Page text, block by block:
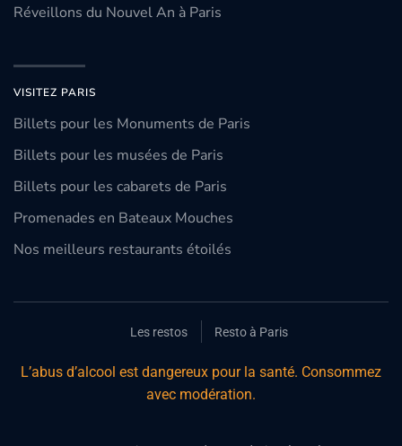
Réveillons du Nouvel An à Paris
VISITEZ PARIS
Billets pour les Monuments de Paris
Billets pour les musées de Paris
Billets pour les cabarets de Paris
Promenades en Bateaux Mouches
Nos meilleurs restaurants étoilés
Les restos Resto à Paris
L’abus d’alcool est dangereux pour la santé. Consommez
avec modération.